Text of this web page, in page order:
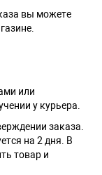
вы можете
или
у курьера.
заказа.
на 2 дня. В
товар и